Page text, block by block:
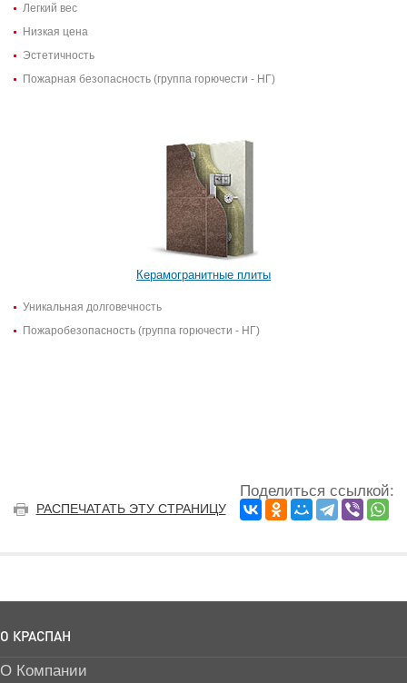
Легкий вес
Низкая цена
Эстетичность
Пожарная безопасность (группа горючести - НГ)
Керамогранитные плиты
Уникальная долговечность
Пожаробезопасность (группа горючести - НГ)
РАСПЕЧАТАТЬ ЭТУ СТРАНИЦУ
Поделиться ссылкой:
О КРАСПАН
О Компании